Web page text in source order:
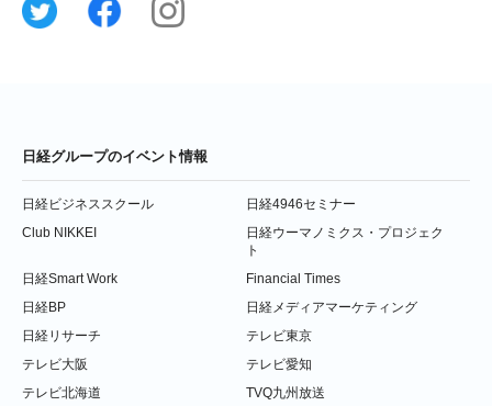
日経グループのイベント情報
日経ビジネススクール
日経4946セミナー
Club NIKKEI
日経ウーマノミクス・プロジェク
ト
日経Smart Work
Financial Times
日経BP
日経メディアマーケティング
日経リサーチ
テレビ東京
テレビ大阪
テレビ愛知
テレビ北海道
TVQ九州放送